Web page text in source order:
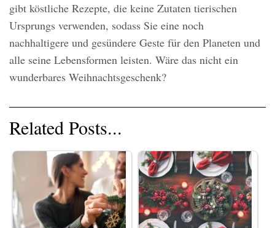
gibt köstliche Rezepte, die keine Zutaten tierischen
Ursprungs verwenden, sodass Sie eine noch
nachhaltigere und gesündere Geste für den Planeten und
alle seine Lebensformen leisten. Wäre das nicht ein
wunderbares Weihnachtsgeschenk?
Related Posts...